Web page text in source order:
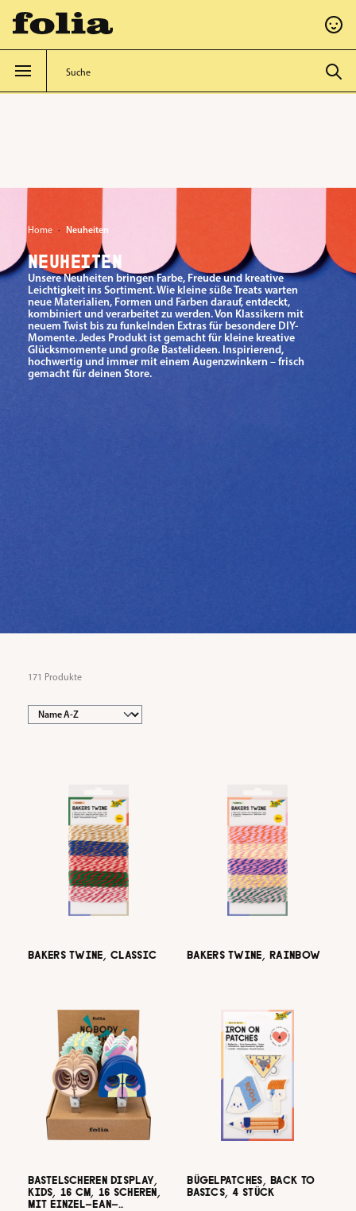
springen
Home Neuheiten
NEUHEITEN
Unsere Neuheiten bringen Farbe, Freude und kreative
Leichtigkeit ins Sortiment. Wie kleine süße Treats warten
neue Materialien, Formen und Farben darauf, entdeckt,
kombiniert und verarbeitet zu werden. Von Klassikern mit
neuem Twist bis zu funkelnden Extras für besondere DIY-
Momente. Jedes Produkt ist gemacht für kleine kreative
Glücksmomente und große Bastelideen. Inspirierend,
hochwertig und immer mit einem Augenzwinkern – frisch
gemacht für deinen Store.
171 Produkte
BAKERS TWINE, CLASSIC BAKERS TWINE, RAINBOW
BASTELSCHEREN DISPLAY,
KIDS, 16 CM, 16 SCHEREN,
MIT EINZEL-EAN-
BÜGELPATCHES, BACK TO
BASICS, 4 STÜCK